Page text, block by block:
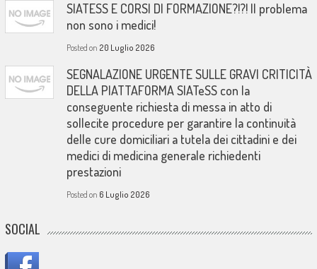
SIATESS E CORSI DI FORMAZIONE?!?! Il problema
non sono i medici!
Posted on 20 Luglio 2026
SEGNALAZIONE URGENTE SULLE GRAVI CRITICITÀ
DELLA PIATTAFORMA SIATeSS con la
conseguente richiesta di messa in atto di
sollecite procedure per garantire la continuità
delle cure domiciliari a tutela dei cittadini e dei
medici di medicina generale richiedenti
prestazioni
Posted on 6 Luglio 2026
SOCIAL